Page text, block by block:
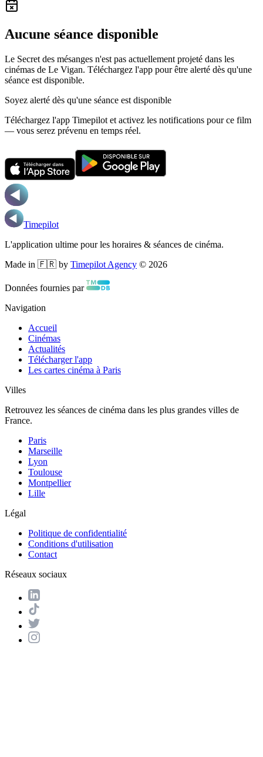
Aucune séance disponible
Le Secret des mésanges n'est pas actuellement projeté dans les
cinémas de Le Vigan. Téléchargez l'app pour être alerté dès qu'une
séance est disponible.
Soyez alerté dès qu'une séance est disponible
Téléchargez l'app Timepilot et activez les notifications pour ce film
— vous serez prévenu en temps réel.
Timepilot
L'application ultime pour les horaires & séances de cinéma.
Made in 🇫🇷 by Timepilot Agency © 2026
Données fournies par
Navigation
Accueil
Cinémas
Actualités
Télécharger l'app
Les cartes cinéma à Paris
Villes
Retrouvez les séances de cinéma dans les plus grandes villes de
France.
Paris
Marseille
Lyon
Toulouse
Montpellier
Lille
Légal
Politique de confidentialité
Conditions d'utilisation
Contact
Réseaux sociaux